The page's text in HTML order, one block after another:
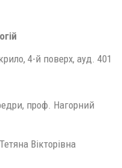
4-й поверх, ауд. 401
проф. Нагорний
Вікторівна